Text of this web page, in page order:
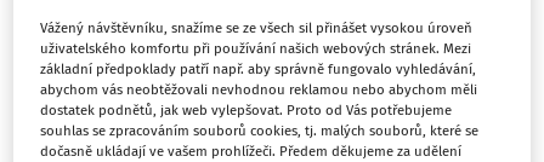
Počet vyhledaných dokumentů:1
Řadit podle:
Nejnovější
Nejstarší
Vážený návštěvníku, snažíme se ze všech sil přinášet vysokou úroveň
uživatelského komfortu při používání našich webových stránek. Mezi
základní předpoklady patří např. aby správně fungovalo vyhledávání,
abychom vás neobtěžovali nevhodnou reklamou nebo abychom měli
dostatek podnětů, jak web vylepšovat. Proto od Vás potřebujeme
souhlas se zpracováním souborů cookies, tj. malých souborů, které se
dočasně ukládají ve vašem prohlížeči. Předem děkujeme za udělení